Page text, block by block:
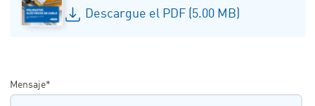
Descargue el PDF (5.00 MB)
Mensaje*